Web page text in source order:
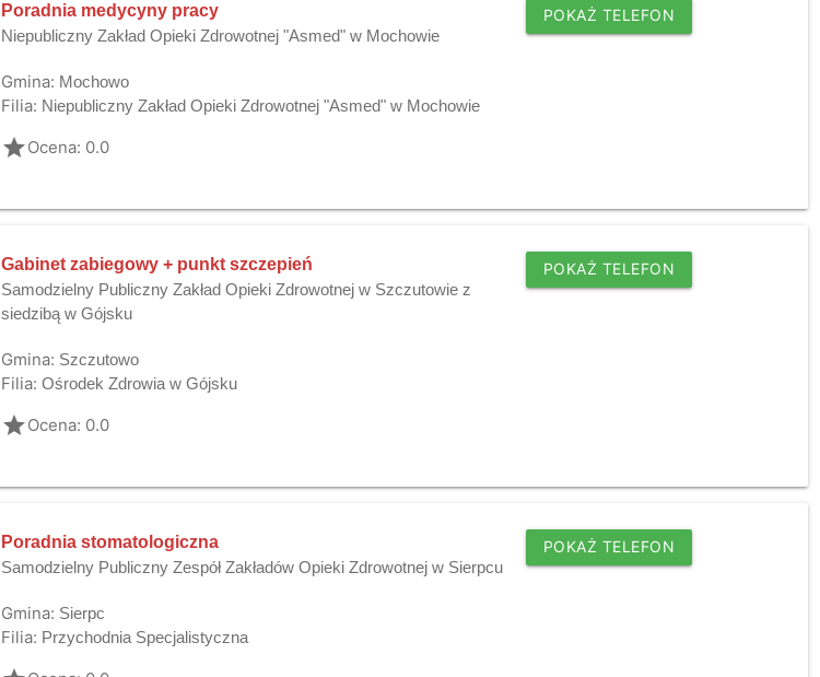
Poradnia medycyny pracy
Niepubliczny Zakład Opieki Zdrowotnej "Asmed" w Mochowie
POKAŻ TELEFON
Gmina: Mochowo
Filia: Niepubliczny Zakład Opieki Zdrowotnej "Asmed" w Mochowie
gradeOcena: 0.0
Gabinet zabiegowy + punkt szczepień
Samodzielny Publiczny Zakład Opieki Zdrowotnej w Szczutowie z
siedzibą w Gójsku
POKAŻ TELEFON
Gmina: Szczutowo
Filia: Ośrodek Zdrowia w Gójsku
gradeOcena: 0.0
Poradnia stomatologiczna
Samodzielny Publiczny Zespół Zakładów Opieki Zdrowotnej w Sierpcu
POKAŻ TELEFON
Gmina: Sierpc
Filia: Przychodnia Specjalistyczna